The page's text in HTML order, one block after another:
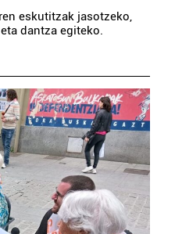
eskutitzak jasotzeko,
dantza egiteko.
Osasungintza
FERNANDEZ-
VALDERRAMA EGAÑA
HORT...
Pasaia